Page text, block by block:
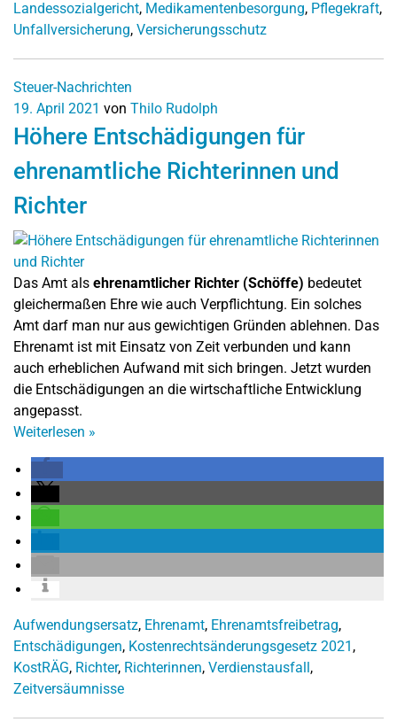
Landessozialgericht, Medikamentenbesorgung, Pflegekraft,
Unfallversicherung, Versicherungsschutz
Steuer-Nachrichten
19. April 2021 von Thilo Rudolph
Höhere Entschädigungen für
ehrenamtliche Richterinnen und
Richter
Das Amt als ehrenamtlicher Richter (Schöffe) bedeutet
gleichermaßen Ehre wie auch Verpflichtung. Ein solches
Amt darf man nur aus gewichtigen Gründen ablehnen. Das
Ehrenamt ist mit Einsatz von Zeit verbunden und kann
auch erheblichen Aufwand mit sich bringen. Jetzt wurden
die Entschädigungen an die wirtschaftliche Entwicklung
angepasst.
Weiterlesen »
Aufwendungsersatz, Ehrenamt, Ehrenamtsfreibetrag,
Entschädigungen, Kostenrechtsänderungsgesetz 2021 ,
KostRÄG, Richter, Richterinnen, Verdienstausfall,
Zeitversäumnisse